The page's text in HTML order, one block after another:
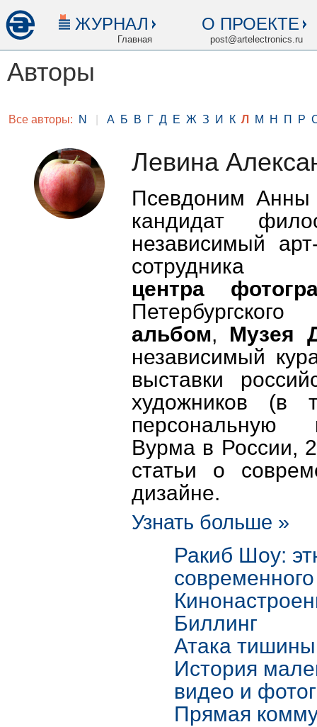
ЖУРНАЛ
Главная
О ПРОЕКТЕ
post@artelectronics.ru
Авторы
Все авторы: N А Б В Г Д Е Ж З И К Л М Н П Р
Левина
Псевдоним
кандидат
независимый
центра
альбом, Музея
независимый
выставки
художников (в
персональную
Вурма в России,
статьи о
дизайне.
Узнать больше »
Ракиб Шоу:
современного
Биллинг
Атака тишины
История
видео и
Прямая